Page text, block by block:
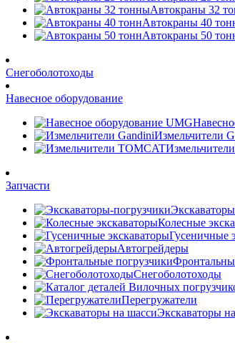
Автокраны 32
Автокраны 40
Автокраны 50
Снегоболотоходы
Навесное оборудование
Измельчители
Запчасти
Колесные
Гусеничные
Автогрейдеры
Снегоболотоходы
Перегружатели
Экскаваторы